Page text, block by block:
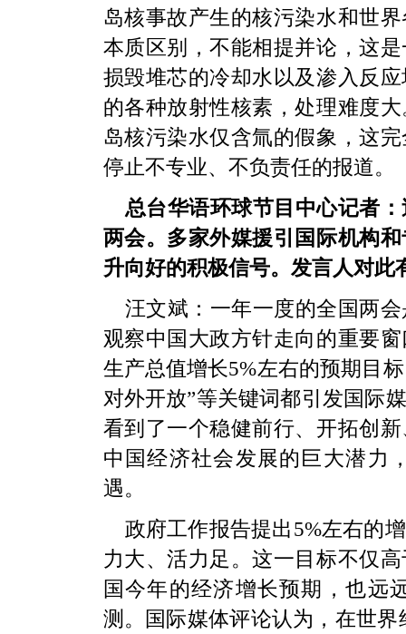
岛核事故产生的核污染水和世
本质区别，不能相提并论，这
损毁堆芯的冷却水以及渗入反
的各种放射性核素，处理难度
岛核污染水仅含氚的假象，这
停止不专业、不负责任的报道。
总台华语环球节目中心记者
两会。多家外媒援引国际机构
升向好的积极信号。发言人对此
汪文斌： 一年一度的全国两
观察中国大政方针走向的重要
生产总值增长5%左右的预期目
对外开放”等关键词都引发国际
看到了一个稳健前行、开拓创
中国经济社会发展的巨大潜力
遇。
政府工作报告提出5%左右的
力大、活力足。这一目标不仅
国今年的经济增长预期，也远
测。国际媒体评论认为，在世